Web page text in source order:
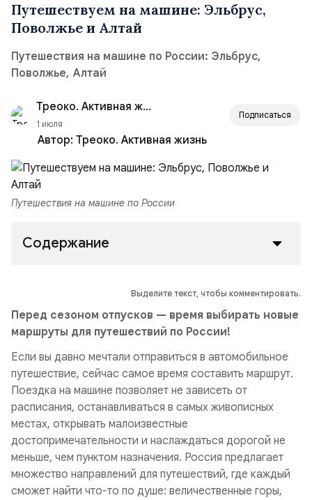
Путешествуем на машине: Эльбрус,
Поволжье и Алтай
Путешествия на машине по России: Эльбрус,
Поволжье, Алтай
Треоко. Активная жизнь
1 июля
Подписаться
Автор: Треоко. Активная жизнь
Путешествия на машине по России
Содержание
Выделите текст, чтобы комментировать.
Перед сезоном отпусков — время выбирать новые
маршруты для путешествий по России!
Если вы давно мечтали отправиться в автомобильное
путешествие, сейчас самое время составить маршрут.
Поездка на машине позволяет не зависеть от
расписания, останавливаться в самых живописных
местах, открывать малоизвестные
достопримечательности и наслаждаться дорогой не
меньше, чем пунктом назначения. Россия предлагает
множество направлений для путешествий, где каждый
сможет найти что-то по душе: величественные горы,